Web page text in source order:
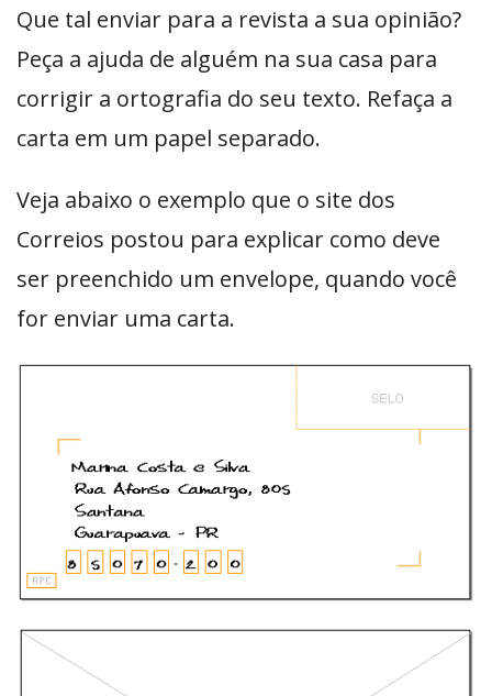
Que tal enviar para a revista a sua opinião?
Peça a ajuda de alguém na sua casa para
corrigir a ortografia do seu texto. Refaça a
carta em um papel separado.
Veja abaixo o exemplo que o site dos
Correios postou para explicar como deve
ser preenchido um envelope, quando você
for enviar uma carta.